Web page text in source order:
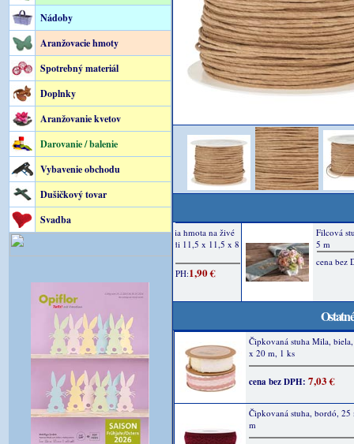
Nádoby
Aranžovacie hmoty
Spotrebný materiál
Doplnky
Aranžovanie kvetov
Darovanie / balenie
Vybavenie obchodu
Dušičkový tovar
Svadba
Čipkovaná stuha Mila,
x 20 m, 1 ks
cena bez DPH: 7,03 €
Čipkovaná stuha, bordó,
m